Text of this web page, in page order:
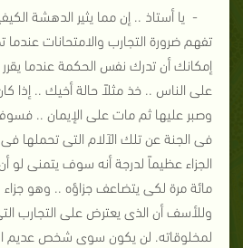
- يا أستاذ .. إن مما يثير الدهشة
تفهم ضرورة التجارب والامتحانات
إمكانك أن تدرك نفس الحكمة عندما يقرر
على الناس .. خذ مثلاً حالة أخيك .. إذا
وصبر عليها ثم مات على الإيمان ..
فى الجنة عن تلك الآلام التى تحملها
الجزاء عظيماً لدرجة أنه سوف يتمنى لو
مائة مرة لكى يتضاعف جزاؤه .. وهو
وللأسف أن الذى يعترض على التجارب
لمخلوقاته. لن يكون سوى شخص عديم